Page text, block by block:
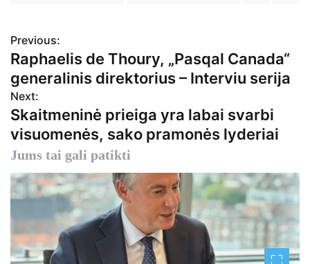
N
a
v
i
g
a
c
j
Previous:
Raphaelis de Thoury, „Pasqal Canada“
generalinis direktorius – Interviu serija
Next:
Skaitmeninė prieiga yra labai svarbi
visuomenės, sako pramonės lyderiai
Jums tai gali patikti